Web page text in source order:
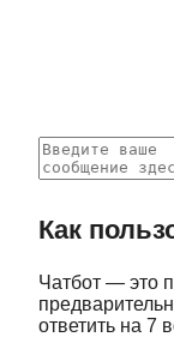
Как
Чатбот — это
ответить на 7